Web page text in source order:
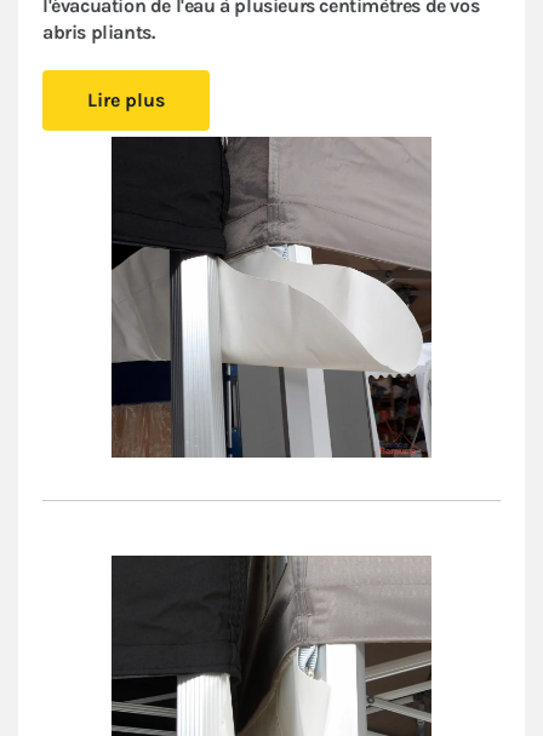
l'évacuation de l'eau à plusieurs centimètres de vos
abris pliants.
d'écoulement. Elle empêche l’eau de pluie de
s'accumuler et évite que le poids de l’eau stagnante
pèse sur les deux barnums. Vous prolongez ainsi la
durée de vie de vos stands pliants et gagnez en
Son large système de fixation en Velcro®,directement
intégré à l'intérieur de la bâche de toit
, rend cette
facile et rapide
à installer. Elle est
compatible avec toute notre gamme de barnums
pliants. Vous mettez en place aisément des espaces
couverts fiables pour installer vos produits ou vos
convives
à l’abri des intempéries
votre structure temporaire, consultez nos
Lire plus